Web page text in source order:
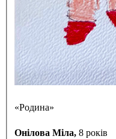
«Родина»
Онілова Міла, 8 років